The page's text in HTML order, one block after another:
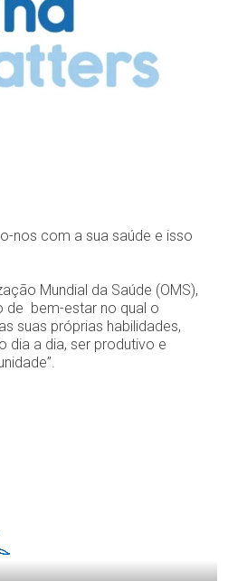
nos com a sua saúde e isso
Mundial da Saúde (OMS),
de bem-estar no qual o
suas próprias habilidades,
dia a dia, ser produtivo e